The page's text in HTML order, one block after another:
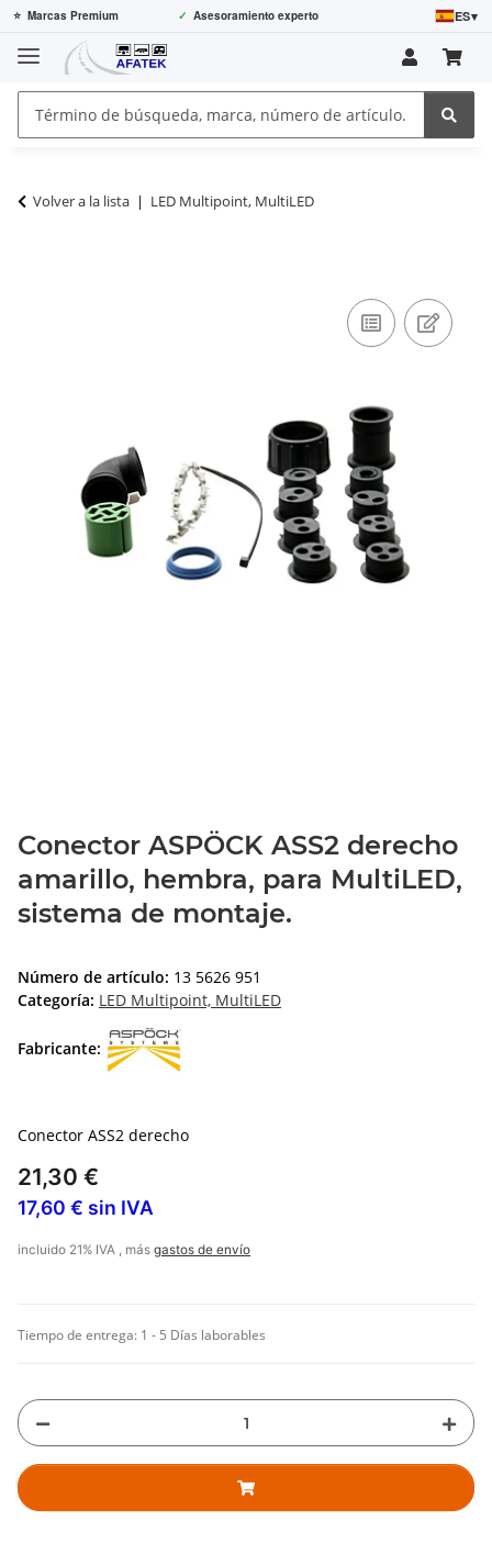
⭐ Marcas Premium ✓ Asesoramiento experto ES▾
Volver a la lista LED Multipoint, MultiLED
Conector ASPÖCK ASS2 derecho
amarillo, hembra, para MultiLED,
sistema de montaje.
Número de artículo: 13 5626 951
Categoría: LED Multipoint, MultiLED
Fabricante:
Conector ASS2 derecho
21,30 €
17,60 € sin IVA
incluido 21% IVA , más gastos de envío
Tiempo de entrega: 1 - 5 Días laborables